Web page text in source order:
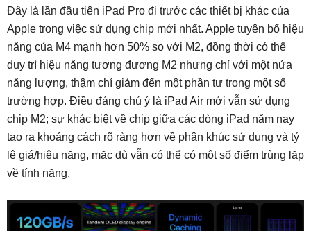
Đây là lần đầu tiên iPad Pro đi trước các thiết bị khác của
Apple trong việc sử dụng chip mới nhất. Apple tuyên bố hiệu
năng của M4 mạnh hơn 50% so với M2, đồng thời có thể
duy trì hiệu năng tương đương M2 nhưng chỉ với một nửa
năng lượng, thậm chí giảm đến một phần tư trong một số
trường hợp. Điều đáng chú ý là iPad Air mới vẫn sử dụng
chip M2; sự khác biệt về chip giữa các dòng iPad năm nay
tạo ra khoảng cách rõ ràng hơn về phân khúc sử dụng và tỷ
lệ giá/hiệu năng, mặc dù vẫn có thể có một số điểm trùng lặp
về tính năng.